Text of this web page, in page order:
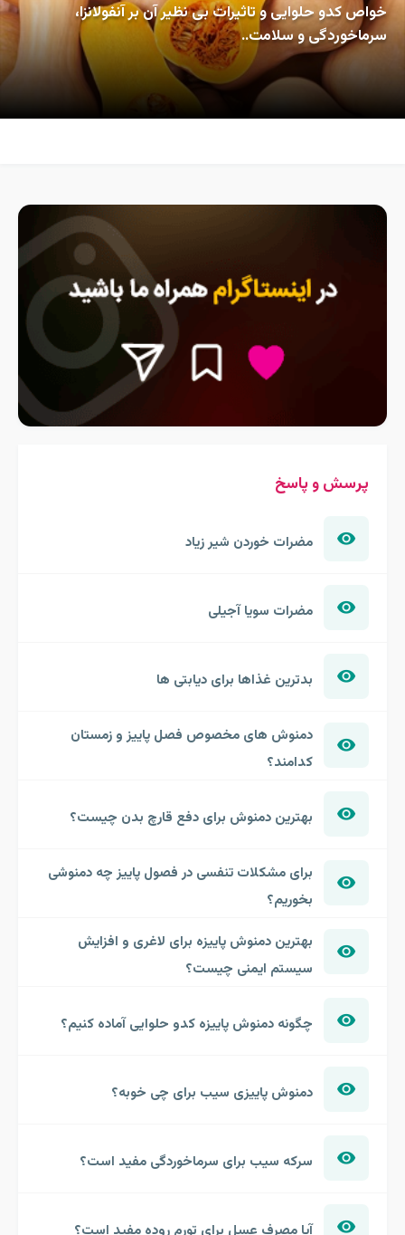
خواص کدو حلوایی و تاثیرات بی نظیر آن بر آنفولانزا،
سرماخوردگی و سلامت..
پرسش و پاسخ
مضرات خوردن شیر زیاد
مضرات سویا آجیلی
بدترین غذاها برای دیابتی ها
دمنوش های مخصوص فصل پاییز و زمستان
کدامند؟
بهترین دمنوش برای دفع قارچ بدن چیست؟
برای مشکلات تنفسی در فصول پاییز چه دمنوشی
بخوریم؟
بهترین دمنوش پاییزه برای لاغری و افزایش
سیستم ایمنی چیست؟
چگونه دمنوش پاییزه کدو حلوایی آماده کنیم؟
دمنوش پاییزی سیب برای چی خوبه؟
سرکه سیب برای سرماخوردگی مفید است؟
آیا مصرف عسل برای تورم روده مفید است؟